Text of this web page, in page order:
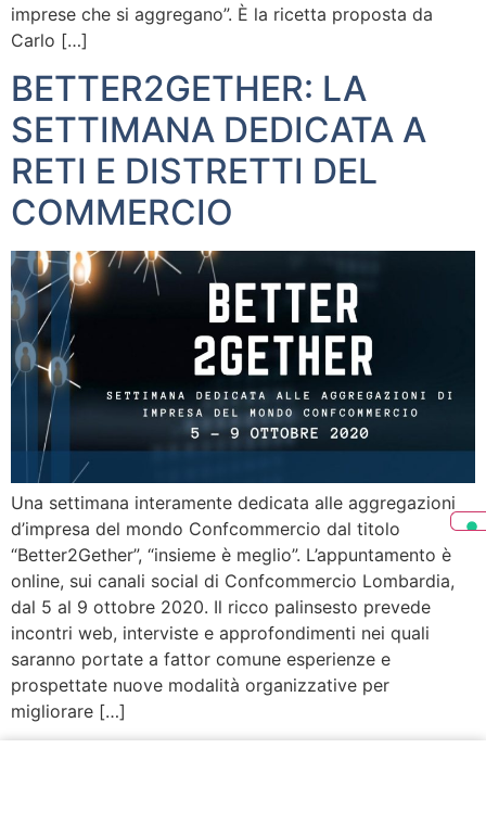
imprese che si aggregano”. È la ricetta proposta da
Carlo […]
BETTER2GETHER: LA
SETTIMANA DEDICATA A
RETI E DISTRETTI DEL
COMMERCIO
Una settimana interamente dedicata alle aggregazioni
d’impresa del mondo Confcommercio dal titolo
“Better2Gether”, “insieme è meglio”. L’appuntamento è
online, sui canali social di Confcommercio Lombardia,
dal 5 al 9 ottobre 2020. Il ricco palinsesto prevede
incontri web, interviste e approfondimenti nei quali
saranno portate a fattor comune esperienze e
prospettate nuove modalità organizzative per
migliorare […]